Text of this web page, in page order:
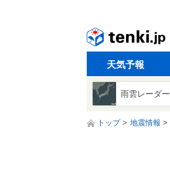
天気予報
雨雲レーダー
トップ 地震情報